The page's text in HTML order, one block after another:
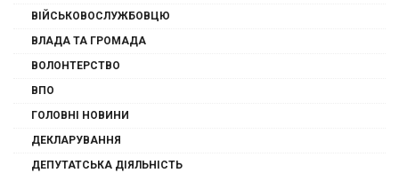
ВІЙСЬКОВОСЛУЖБОВЦЮ
ВЛАДА ТА ГРОМАДА
ВОЛОНТЕРСТВО
ВПО
ГОЛОВНІ НОВИНИ
ДЕКЛАРУВАННЯ
ДЕПУТАТСЬКА ДІЯЛЬНІСТЬ